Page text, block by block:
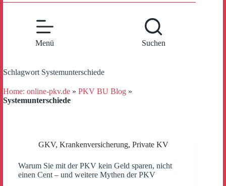
Menü Suchen
Schlagwort Systemunterschiede
Home: online-pkv.de » PKV BU Blog »
Systemunterschiede
GKV, Krankenversicherung, Private KV
Warum Sie mit der PKV kein Geld sparen, nicht
einen Cent – und weitere Mythen der PKV